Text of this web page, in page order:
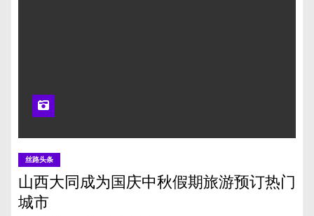
丝路头条
山西大同成为国庆中秋假期旅游预订热门
城市